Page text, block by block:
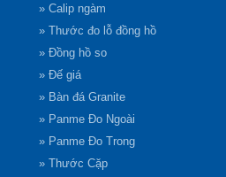
» Calip ngàm
» Thước đo lỗ đồng hồ
» Đồng hồ so
» Đế giá
» Bàn đá Granite
» Panme Đo Ngoài
» Panme Đo Trong
» Thước Cặp